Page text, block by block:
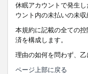
休眠アカウントで発生
ウント内の未払いの未
本規約に記載の全ての
済を構成します。
理由の如何を問わず、
ページ上部に戻る